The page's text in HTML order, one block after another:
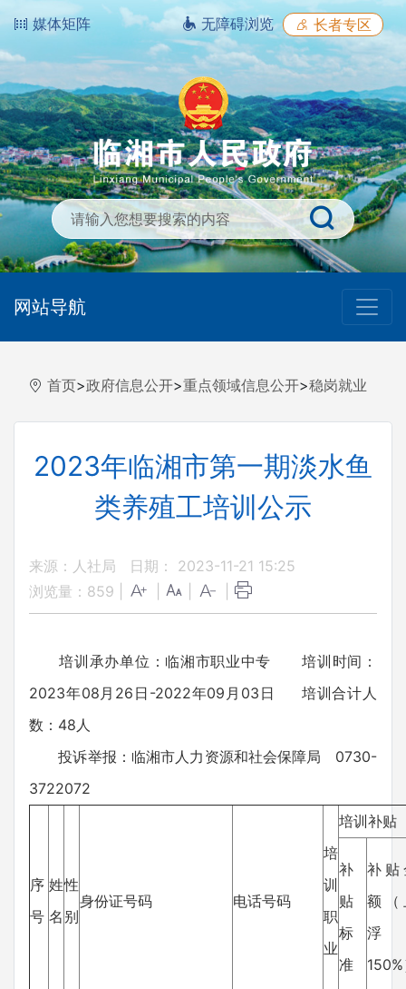
媒体矩阵 无障碍浏览 长者专区
网站导航
首页>政府信息公开>重点领域信息公开>稳岗就业
2023年临湘市第一期淡水鱼
类养殖工培训公示
来源：人社局
日期： 2023-11-21 15:25
浏览量： 859
培训承办单位：临湘市职业中专 培训时间：
2023年08月26日-2022年09月03日 培训合计人
数：48人
投诉举报：临湘市人力资源和社会保障局 0730-
3722072
序
号
姓
名
性
别
身份证号码 电话号码
培
训
职
业
培训补贴
补
贴
标
准
补贴
额（
浮